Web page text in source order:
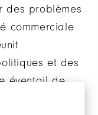
des problèmes
commerciale
et des
éventail de
dans de